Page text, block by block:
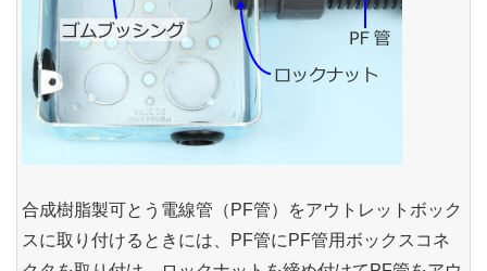
合成樹脂製可とう電線管（PF管）をアウトレットボック
スに取り付けるときには、PF管にPF管用ボックスコネ